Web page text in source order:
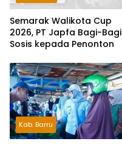
Semarak Walikota Cup
2026, PT Japfa Bagi-Bagi
Sosis kepada Penonton
Kab. Barru